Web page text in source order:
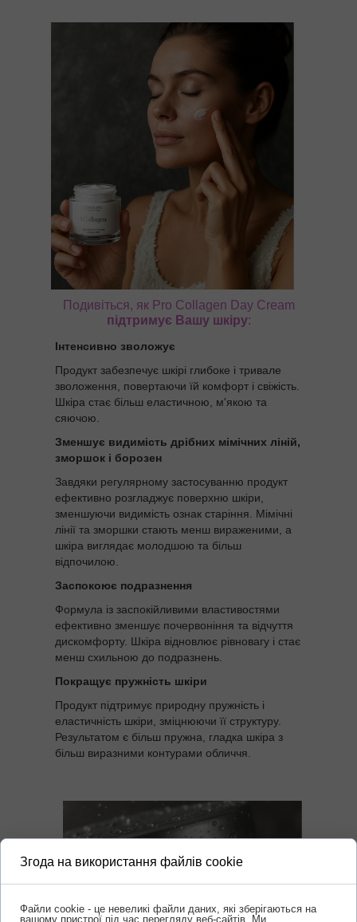
Подивіться, як Pro Collagen Day Cream
підтримує Вашу шкіру:
Інтенсивно зволожує
Продукт забезпечує шкірі глибоке і тривале
зволоження, повертаючи їй комфорт і свіжість.
Шкіра стає більш еластичною, м'якою та
сяючою.
Зменшує видимість дрібних мімічних ліній,
зморшок і борозен
Завдяки регулярному застосуванню продукт
ефективно розгладжує поверхню шкіри,
зменшуючи видимість ознак старіння. Мімічні
лінії та зморшки стають менш вираженими, а
шкіра виглядає молодшою та більш
відпочилою.
Заспокоює подразнення
Формула із заспокійливими властивостями
ефективно зменшує почервоніння та відчуття
дискомфорту. Шкіра відновлює рівновагу і стає
менш схильною до подразнень.
Покращує пружність шкіри
Продукт підтримує природну пружність і
еластичність шкіри, зміцнюючи її структуру.
Результатом є більш пружна, гладка шкіра з
більш виразними контурами обличчя.
Згода на використання файлів cookie
Файли cookie - це невеликі файли даних, які зберігаються на
вашому пристрої під час перегляду веб-сайтів. Ми